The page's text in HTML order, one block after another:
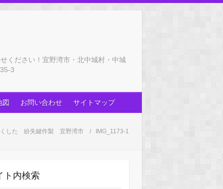
ください！宜野湾市・北中城村・中城
3
図 お問い合わせ サイトマップ
した 紛失鍵作製 宜野湾市 IMG_1173-1
ト内検索